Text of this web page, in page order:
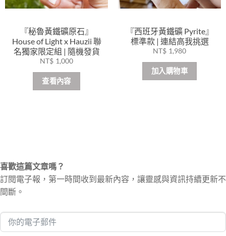
『秘魯黃鐵礦原石』
House of Light x Hauzii 聯
名獨家限定組 | 隨機發貨
NT$ 1,000
查看內容
『西班牙黃鐵礦 Pyrite』
標準款 | 連結高我挑選
NT$ 1,980
加入購物車
喜歡這篇文章嗎？
訂閱電子報，第一時間收到最新內容，讓靈感與資訊持續更新不
間斷。